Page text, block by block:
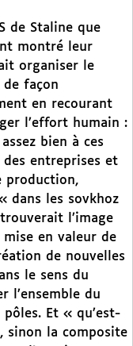
de Staline que
montré leur
organiser le
façon
en recourant
l’effort humain :
bien à ces
entreprises et
production,
dans les sovkhoz
l’image
en valeur de
de nouvelles
le sens du
du
Et « qu’est-
sinon la composite